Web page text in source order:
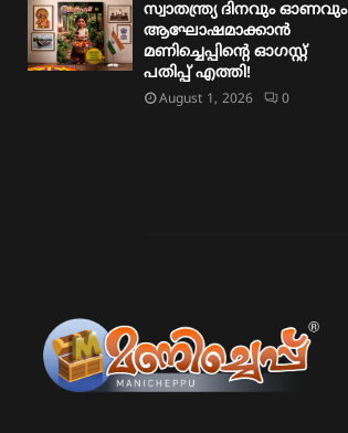
സ്വാതന്ത്ര്യ ദിനവും ഓണവും
ആഘോഷമാക്കാൻ
മണിച്ചെപ്പിന്റെ ഓഗസ്റ്റ്
പതിപ്പ് എത്തി!
August 1, 2026 0